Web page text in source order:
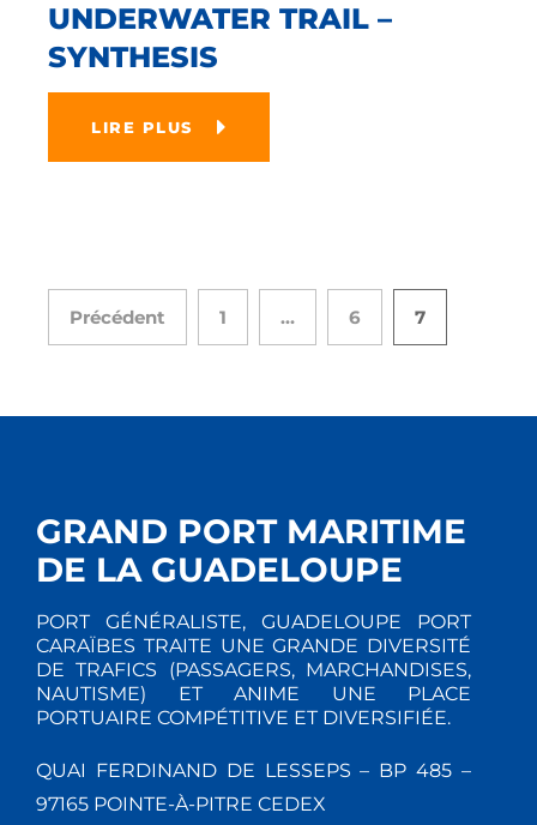
UNDERWATER TRAIL –
SYNTHESIS
LIRE PLUS
Précédent 1 … 6 7
GRAND PORT MARITIME
DE LA GUADELOUPE
PORT GÉNÉRALISTE, GUADELOUPE PORT
CARAÏBES TRAITE UNE GRANDE DIVERSITÉ
DE TRAFICS (PASSAGERS, MARCHANDISES,
NAUTISME) ET ANIME UNE PLACE
PORTUAIRE COMPÉTITIVE ET DIVERSIFIÉE.
QUAI FERDINAND DE LESSEPS – BP 485 –
97165 POINTE-À-PITRE CEDEX